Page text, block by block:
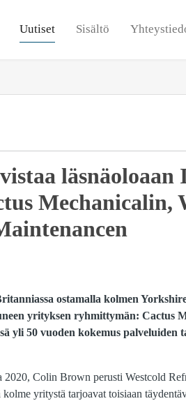
Uutiset Sisältö
läsnäoloaan
Mechanicalin,
ostamalla kolmen
yrityksen ryhmittymän: Cactus
yli 50 vuoden kokemus palveluiden
Colin Brown perusti Westcold
yritystä tarjoavat toisiaan